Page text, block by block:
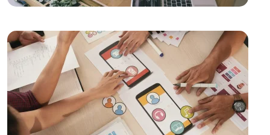
Mükemmelleştirme Sanatı
Web Tasarımında Doğru Adres: Alesta Medya
Alesta Medya: Web Tasarımında Profesyonel
Çözümler Sunuyor
Katlanabilir Grafikler: Web Tasarımında Yenilikçi Bir
Yaklaşım